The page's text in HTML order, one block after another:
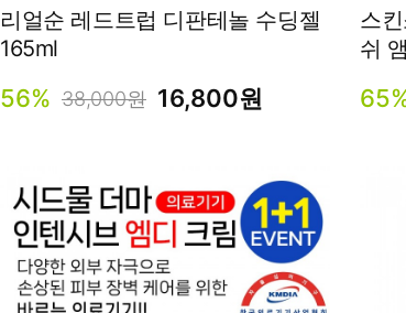
리얼순 레드트럽 디판테놀 수딩젤
165ml
56% 38,000원 16,800원
스킨
쉬